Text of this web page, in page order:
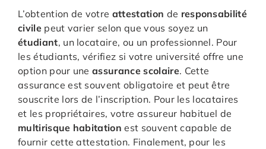
L’obtention de votre attestation de responsabilité
civilepeut varier selon que vous soyez un
étudiant, un locataire, ou un professionnel. Pour
les étudiants, vérifiez si votre université offre une
option pour uneassurance scolaire. Cette
assurance est souvent obligatoire et peut être
souscrite lors de l’inscription. Pour les locataires
et les propriétaires, votre assureur habituel de
multirisque habitation est souvent capable de
fournir cette attestation. Finalement, pour les